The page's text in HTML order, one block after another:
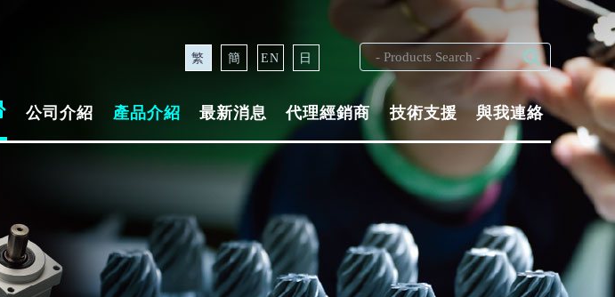
繁 簡 EN 日
公司介紹 產品介紹 最新消息 代理經銷商 技術支援 與我連絡